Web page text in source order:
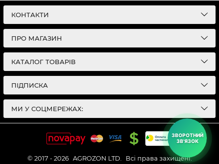
ЗВОРОТНИЙ
ЗВ'ЯЗОК
КОНТАКТИ
ПРО МАГАЗИН
КАТАЛОГ ТОВАРІВ
ПІДПИСКА
МИ У СОЦМЕРЕЖАХ:
© 2017 - 2026 AGROZON LTD. Всі права захищені.